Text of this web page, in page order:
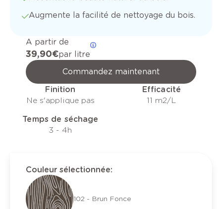
Augmente la facilité de nettoyage du bois.
A partir de
39,90 €par litre
Commandez maintenant
Finition
Ne s'applique pas
Efficacité
11 m2/L
Temps de séchage
3 - 4h
Couleur sélectionnée:
102 - Brun Fonce